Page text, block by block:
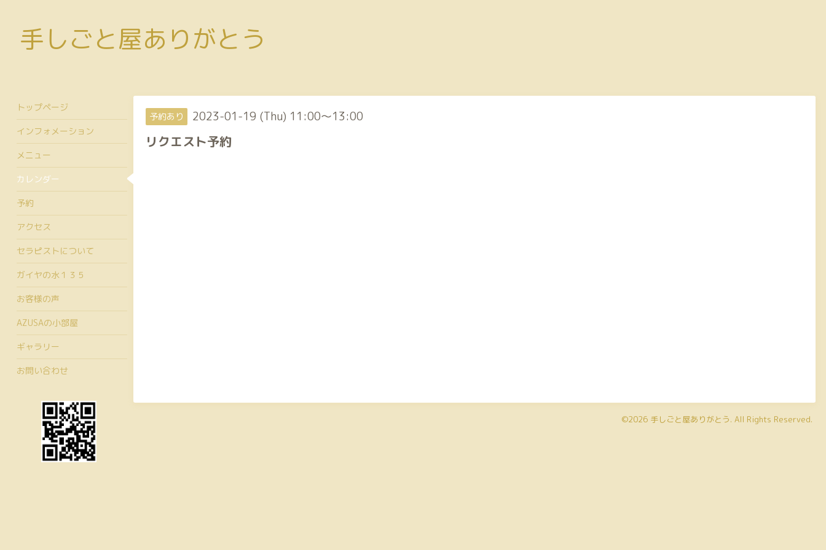
手しごと屋ありがとう
予約あり 2023-01-19 (Thu) 11:00～13:00
リクエスト予約
©2026 手しごと屋ありがとう. All Rights Reserved.
トップページ
インフォメーション
メニュー
カレンダー
予約
アクセス
セラピストについて
ガイヤの水１３５
お客様の声
AZUSAの小部屋
ギャラリー
お問い合わせ